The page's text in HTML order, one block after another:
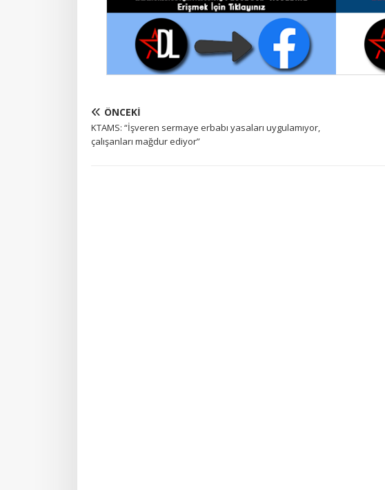
ÖNCEKI
KTAMS: “İşveren sermaye erbabı yasaları uygulamıyor,
çalışanları mağdur ediyor”